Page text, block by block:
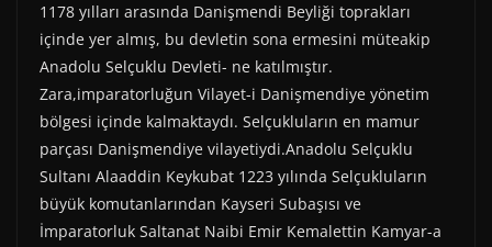
1178 yılları arasında Danişmendi Beyliği toprakları
içinde yer almış, bu devletin sona ermesini müteakip
Anadolu Selçuklu Devleti- ne katılmıştır.
Zara,imparatorluğun Vilayet-i Danişmendiye yönetim
bölgesi içinde kalmaktaydı. Selçukluların en mamur
parçası Danişmendiye vilayetiydi.Anadolu Selçuklu
Sultanı Alaaddin Keykubat 1223 yılında Selçukluların
büyük komutanlarından Kayseri Subaşısı ve
İmparatorluk Saltanat Naibi Emir Kemalettin Kamyar-a